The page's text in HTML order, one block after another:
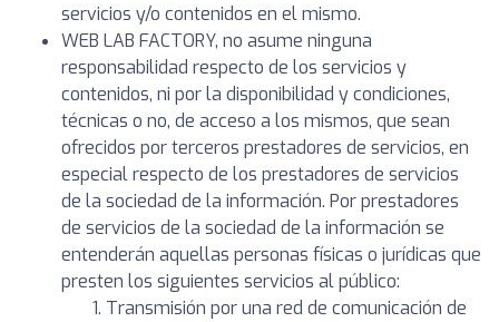
servicios y/o contenidos en el mismo.
WEB LAB FACTORY, no asume ninguna
responsabilidad respecto de los servicios y
contenidos, ni por la disponibilidad y condiciones,
técnicas o no, de acceso a los mismos, que sean
ofrecidos por terceros prestadores de servicios, en
especial respecto de los prestadores de servicios
de la sociedad de la información. Por prestadores
de servicios de la sociedad de la información se
entenderán aquellas personas físicas o jurídicas que
presten los siguientes servicios al público:
Transmisión por una red de comunicación de